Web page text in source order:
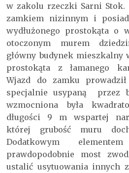
w zakolu rzeczki Sarni Stok.
zamkiem nizinnym i
wydłużonego prostokąta o
otoczonym murem
główny budynek mieszkalny
prostokąta z łamanego
Wjazd do zamku prowadził
specjalnie usypaną przez
wzmocniona była
długości 9 m wspartej
której grubość muru
Dodatkowym
prawdopodobnie most
ustalić usytuowania innych